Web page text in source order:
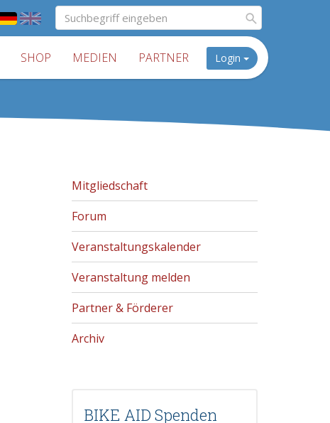
SHOP MEDIEN PARTNER Login
Mitgliedschaft
Forum
Veranstaltungskalender
Veranstaltung melden
Partner & Förderer
Archiv
BIKE AID Spenden